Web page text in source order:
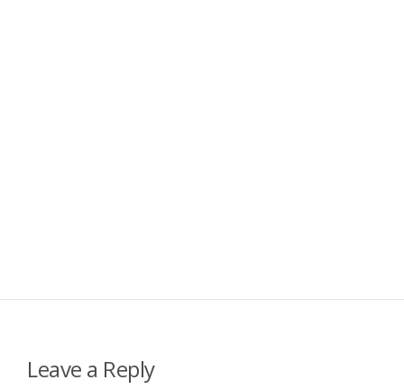
Leave a Reply